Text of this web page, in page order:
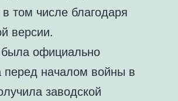
том числе благодаря
версии.
официально
перед началом войны в
заводской